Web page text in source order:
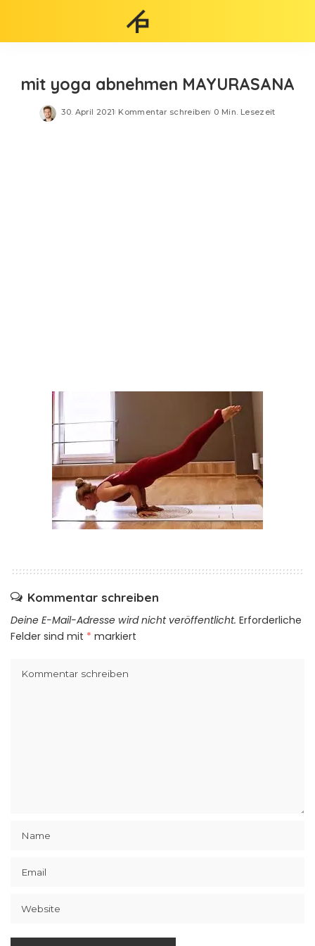
mit yoga abnehmen MAYURASANA
30. April 2021 Kommentar schreiben 0 Min. Lesezeit
Kommentar schreiben
Deine E-Mail-Adresse wird nicht veröffentlicht. Erforderliche
Felder sind mit * markiert